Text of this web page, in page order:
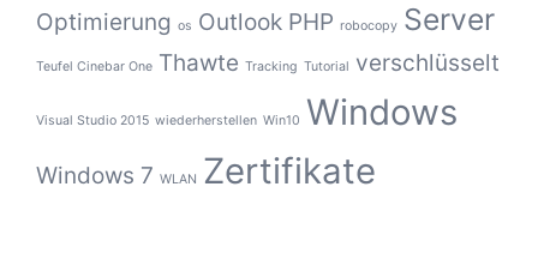
Optimierung os Outlook PHP robocopy Server
Teufel Cinebar One Thawte Tracking Tutorial verschlüsselt
Visual Studio 2015 wiederherstellen Win10 Windows
Windows 7 WLAN Zertifikate